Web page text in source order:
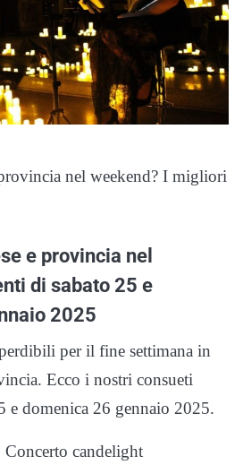
nel weekend? I migliori
e provincia nel
di sabato 25 e
2025
per il fine settimana in
Ecco i nostri consueti
e domenica 26 gennaio 2025.
candelight